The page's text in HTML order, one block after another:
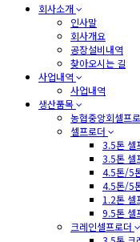
회사소개
인사말
회사개요
공장설비내역
찾아오시는 길
사업내역
사업내역
생산품목
농협중앙회셀프
셀프로더
3.5톤 셀
3.5톤 셀
4.5톤/5
4.5톤/5
1.2톤 셀
9.5톤 셀
크레인셀프로더